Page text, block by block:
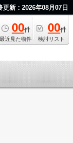
更新：2026年08月07日
00件
最近見た物件
00件
検討リスト